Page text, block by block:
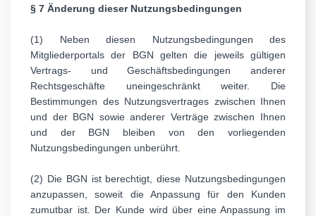
§ 7 Änderung dieser Nutzungsbedingungen
(1) Neben diesen Nutzungsbedingungen des
Mitgliederportals der BGN gelten die jeweils gültigen
Vertrags- und Geschäftsbedingungen anderer
Rechtsgeschäfte uneingeschränkt weiter. Die
Bestimmungen des Nutzungsvertrages zwischen Ihnen
und der BGN sowie anderer Verträge zwischen Ihnen
und der BGN bleiben von den vorliegenden
Nutzungsbedingungen unberührt.
(2) Die BGN ist berechtigt, diese Nutzungsbedingungen
anzupassen, soweit die Anpassung für den Kunden
zumutbar ist. Der Kunde wird über eine Anpassung im